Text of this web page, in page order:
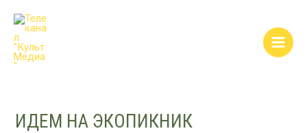
содержимому
ИДЕМ НА ЭКОПИКНИК
navigation